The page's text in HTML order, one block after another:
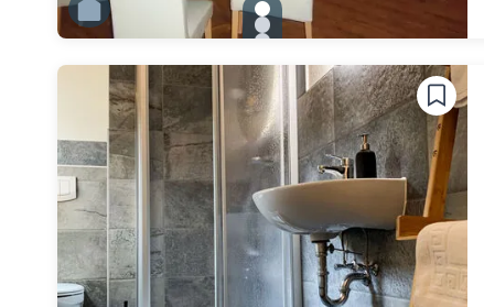
gallery.slide_selector
Zu Slide 1 wechseln
Zu Slide 2 wechseln
Zu Slide 4 wechseln
Zu Slide 5 wechseln
Zu Slide 6 wechseln